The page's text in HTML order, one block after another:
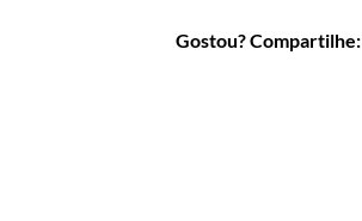
Gostou? Compartilhe: